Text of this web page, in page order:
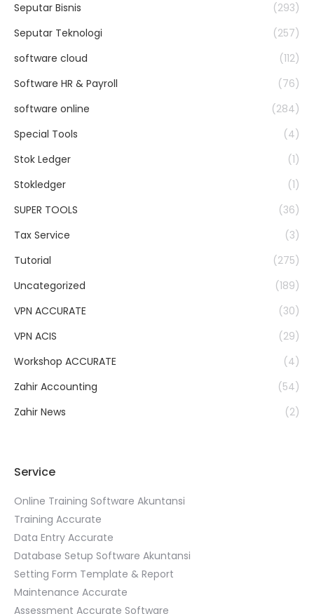
Seputar Bisnis
(293)
Seputar Teknologi
(257)
software cloud
(112)
Software HR & Payroll
(76)
software online
(284)
Special Tools
(4)
Stok Ledger
(1)
Stokledger
(1)
SUPER TOOLS
(36)
Tax Service
(3)
Tutorial
(275)
Uncategorized
(189)
VPN ACCURATE
(30)
VPN ACIS
(29)
Workshop ACCURATE
(4)
Zahir Accounting
(54)
Zahir News
(2)
Service
Online Training Software Akuntansi
Training Accurate
Data Entry Accurate
Database Setup Software Akuntansi
Setting Form Template & Report
Maintenance Accurate
Assessment Accurate Software